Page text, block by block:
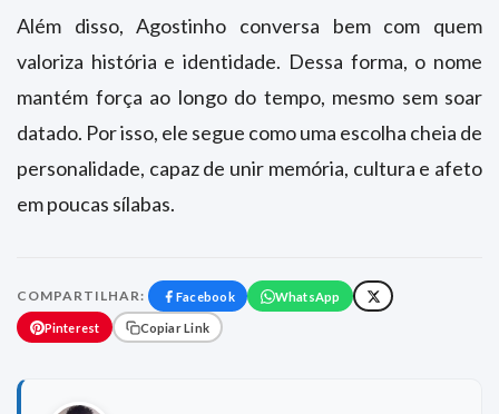
Além disso, Agostinho conversa bem com quem
valoriza história e identidade. Dessa forma, o nome
mantém força ao longo do tempo, mesmo sem soar
datado. Por isso, ele segue como uma escolha cheia de
personalidade, capaz de unir memória, cultura e afeto
em poucas sílabas.
COMPARTILHAR: Facebook WhatsApp
Pinterest Copiar Link